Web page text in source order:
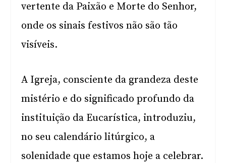
vertente da Paixão e Morte do Senhor,
onde os sinais festivos não são tão
visíveis.
A Igreja, consciente da grandeza deste
mistério e do significado profundo da
instituição da Eucarística, introduziu,
no seu calendário litúrgico, a
solenidade que estamos hoje a celebrar.